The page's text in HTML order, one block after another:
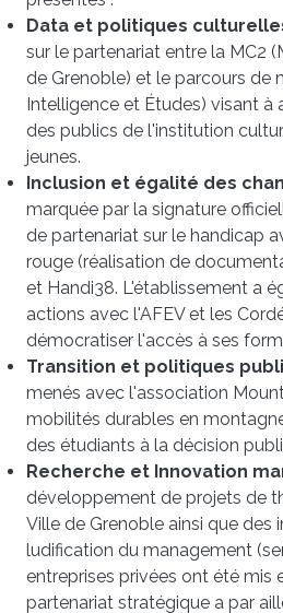
Data et politiques
sur le partenariat entre la MC2
de Grenoble) et le parcours de
Intelligence et Études) visant à
des publics de l'institution
jeunes.
Inclusion et égalité des
marquée par la signature
de partenariat sur le handicap
rouge (réalisation de
et Handi38. L'établissement a
actions avec l'AFEV et les
démocratiser l'accès à ses
Transition et politiques
menés avec l'association
mobilités durables en
des étudiants à la décision
Recherche et Innovation
développement de projets de
Ville de Grenoble ainsi que des
ludification du management
entreprises privées ont été mis
partenariat stratégique a par